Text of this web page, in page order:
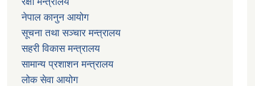
नेपाल कानुन आयोग
सूचना तथा सञ्चार मन्त्रालय
सहरी विकास मन्त्रालय
सामान्य प्रशाशन मन्त्रालय
लोक सेवा आयोग